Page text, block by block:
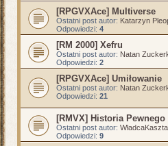
[RPGVXAce] Multiverse
Ostatni post autor: Katarzyn
Odpowiedzi: 4
[RM 2000] Xefru
Ostatni post autor: Natan
Odpowiedzi: 2
[RPGVXAce] Umiłowanie
Ostatni post autor: Natan
Odpowiedzi: 21
[RMVX] Historia
Ostatni post autor:
Odpowiedzi: 9